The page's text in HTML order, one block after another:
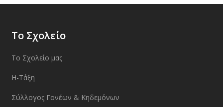
Το Σχολείο
Το Σχολείο μας
Η-Τάξη
Σύλλογος Γονέων & Κηδεμόνων